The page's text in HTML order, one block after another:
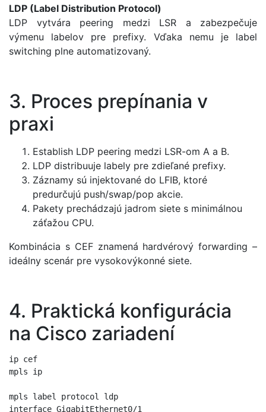
LDP (Label Distribution Protocol)
LDP vytvára peering medzi LSR a zabezpečuje
výmenu labelov pre prefixy. Vďaka nemu je label
switching plne automatizovaný.
3. Proces prepínania v
praxi
Establish LDP peering medzi LSR-om A a B.
LDP distribuuje labely pre zdieľané prefixy.
Záznamy sú injektované do LFIB, ktoré
predurčujú push/swap/pop akcie.
Pakety prechádzajú jadrom siete s minimálnou
záťažou CPU.
Kombinácia s CEF znamená hardvérový forwarding –
ideálny scenár pre vysokovýkonné siete.
4. Praktická konfigurácia
na Cisco zariadení
ip cef
mpls ip
mpls label protocol ldp
interface GigabitEthernet0/1